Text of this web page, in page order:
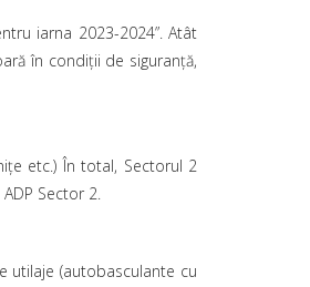
iarna 2023-2024”. Atât
în condiţii de siguranţă,
etc.) În total, Sectorul 2
Sector 2.
utilaje (autobasculante cu